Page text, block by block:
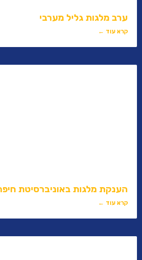
ערב מלגות גליל מערבי
קרא עוד ←
הענקת מלגות באוניברסיטת חיפה
קרא עוד ←